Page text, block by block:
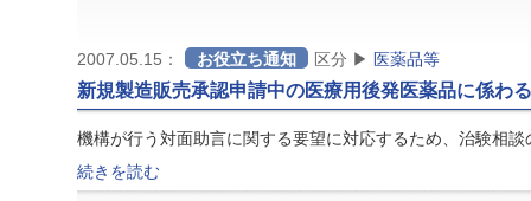
2007.05.15： お役立ち通知 区分 ▶ 医薬品等
新規製造販売承認申請中の医療用後発医薬品に係わ
機構が行う対面助言に関する要望に対応するため、治験相
続きを読む